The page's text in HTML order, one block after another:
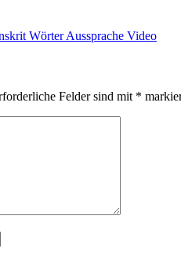
Wörter Aussprache Video
Felder sind mit *